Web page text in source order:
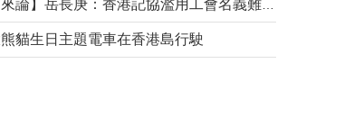
貓生日主題電車在香港島行駛